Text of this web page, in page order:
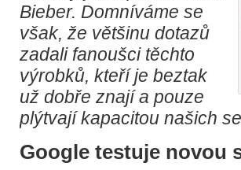
Bieber. Domníváme se
však, že většinu dotazů
zadali fanoušci těchto
výrobků, kteří je beztak
už dobře znají a pouze
plýtvají kapacitou našich
Google testuje novou